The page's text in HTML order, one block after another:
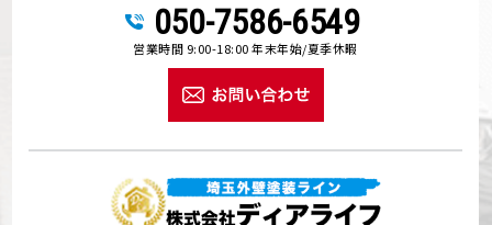
050-7586-6549
営業時間 9:00-18:00 年末年始/夏季休暇